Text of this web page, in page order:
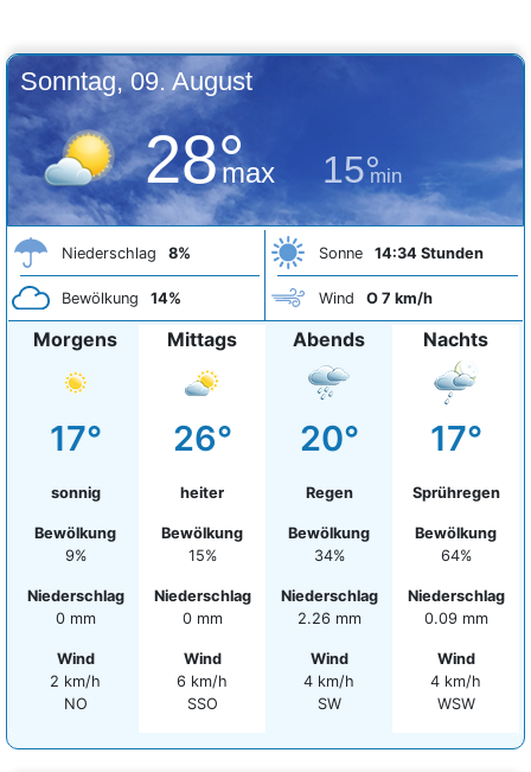
Sonntag, 09. August
28°
max 15°
min
Niederschlag 8%
Bewölkung 14%
Sonne 14:34 Stunden
Wind O 7 km/h
Morgens
17°
sonnig
Bewölkung
9%
Niederschlag
0 mm
Wind
2 km/h
NO
Mittags
26°
heiter
Bewölkung
15%
Niederschlag
0 mm
Wind
6 km/h
SSO
Abends
20°
Regen
Bewölkung
34%
Niederschlag
2.26 mm
Wind
4 km/h
SW
Nachts
17°
Sprühregen
Bewölkung
64%
Niederschlag
0.09 mm
Wind
4 km/h
WSW